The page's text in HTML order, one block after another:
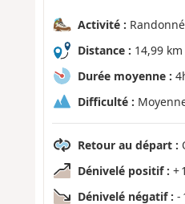
Activité :
Distance : 14,99 km
Durée moyenne :
Difficulté :
Retour au départ :
Dénivelé positif : +
Dénivelé négatif : -